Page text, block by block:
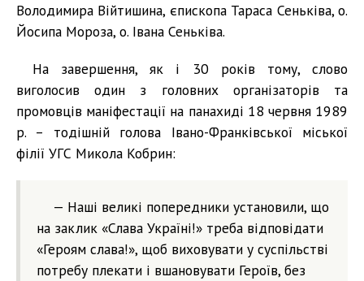
Володимира Війтишина, єпископа Тараса Сеньківа, о.
Йосипа Мороза, о. Івана Сеньківа.
На завершення, як і 30 років тому, слово
виголосив один з головних організаторів та
промовців маніфестації на панахиді 18 червня 1989
р. – тодішній голова Івано-Франківської міської
філії УГС Микола Кобрин:
— Наші великі попередники установили, що
на заклик «Слава Україні!» треба відповідати
«Героям слава!», щоб виховувати у суспільстві
потребу плекати і вшановувати Героїв, без